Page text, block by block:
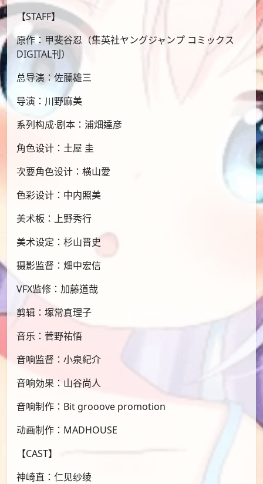
【STAFF】
原作：甲斐谷忍（集英社ヤングジャンプ コミックス
DIGITAL刊）
总导演：佐藤雄三
导演：川野麻美
系列构成·剧本：浦畑達彦
角色设计：土屋 圭
次要角色设计：横山愛
色彩设计：中内照美
美术板：上野秀行
美术设定：杉山晋史
摄影监督：畑中宏信
VFX监修：加藤道哉
剪辑：塚常真理子
音乐：菅野祐悟
音响监督：小泉紀介
音响効果：山谷尚人
音响制作：Bit grooove promotion
动画制作：MADHOUSE
【CAST】
神崎直：仁见纱绫